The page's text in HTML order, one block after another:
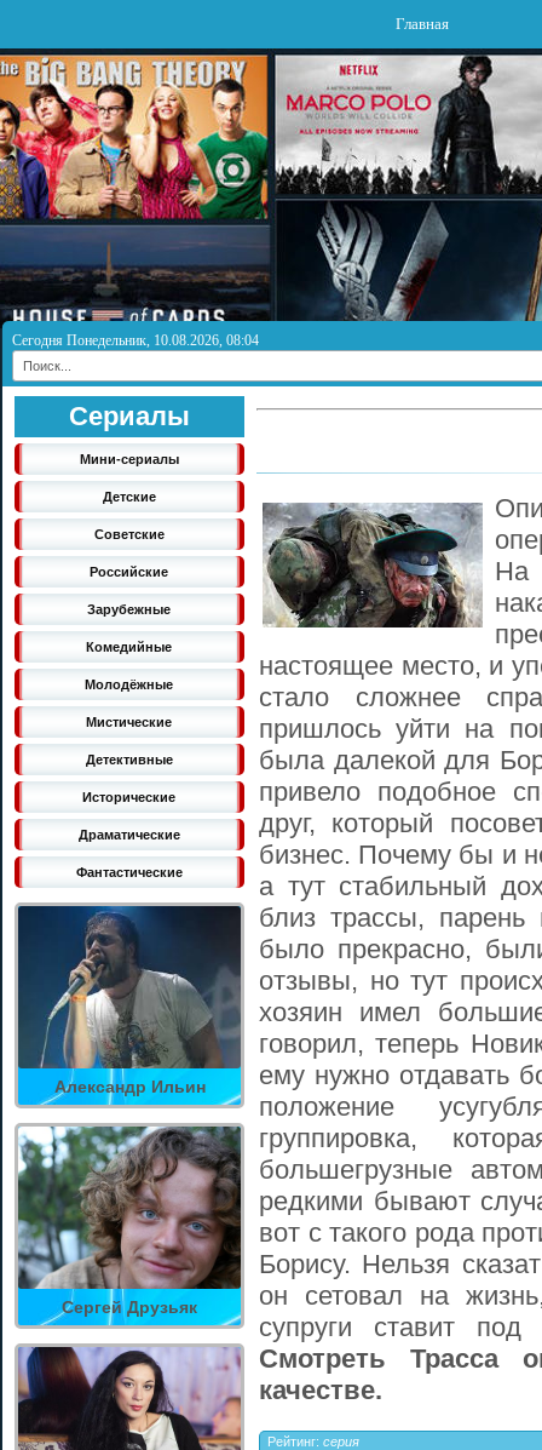
Главная
Сегодня Понедельник, 10.08.2026, 08:04
Сериалы
Мини-сериалы
Детские
Советские
Российские
Зарубежные
Комедийные
Молодёжные
Мистические
Детективные
Исторические
Драматические
Фантастические
Александр Ильин
Сергей Друзьяк
На
настоящее место, и
стало сложнее
пришлось уйти на
была далекой для
привело подобное
друг, который
бизнес. Почему бы и
а тут стабильный
близ трассы, парень
было прекрасно,
отзывы, но тут
хозяин имел
говорил, теперь
ему нужно отдавать
положение
группировка,
большегрузные
редкими бывают
вот с такого рода
Борису. Нельзя
он сетовал на
супруги ставит
Смотреть Трасса
качестве.
Рейтинг: серия